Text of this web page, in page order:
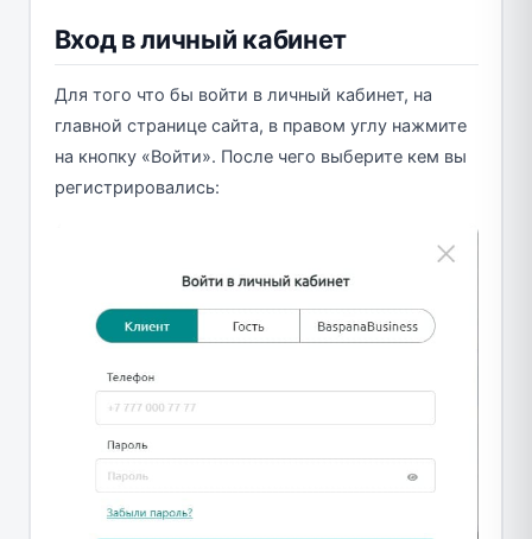
Вход в личный кабинет
Для того что бы войти в личный кабинет, на
главной странице сайта, в правом углу нажмите
на кнопку «Войти». После чего выберите кем вы
регистрировались: